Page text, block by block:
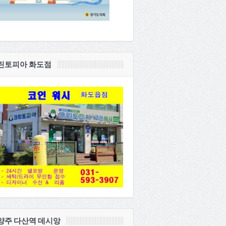
토피아 화도점
주 다산역 데시앙